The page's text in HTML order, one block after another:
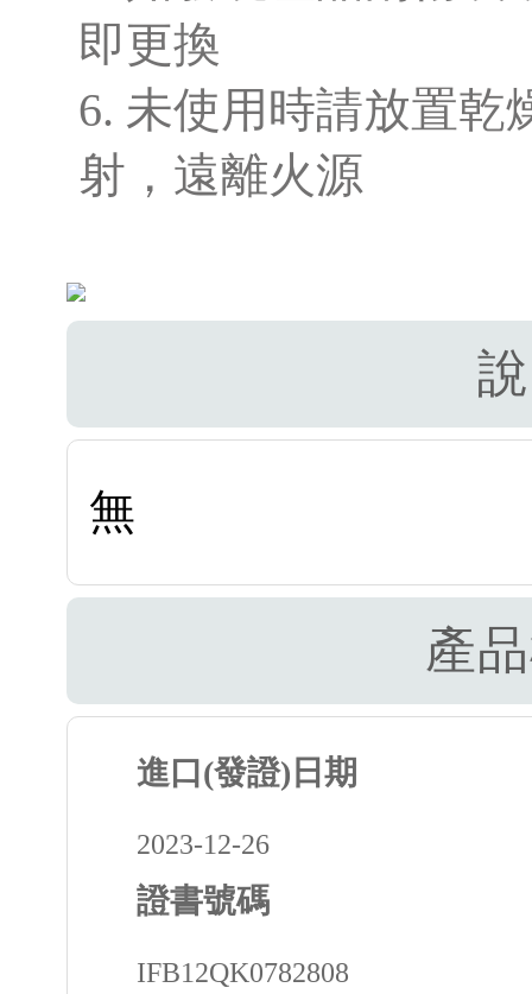
即更換
6. 未使用時請放置乾
射，遠離火源
無
產
進口(發證)日期
2023-12-26
證書號碼
IFB12QK0782808